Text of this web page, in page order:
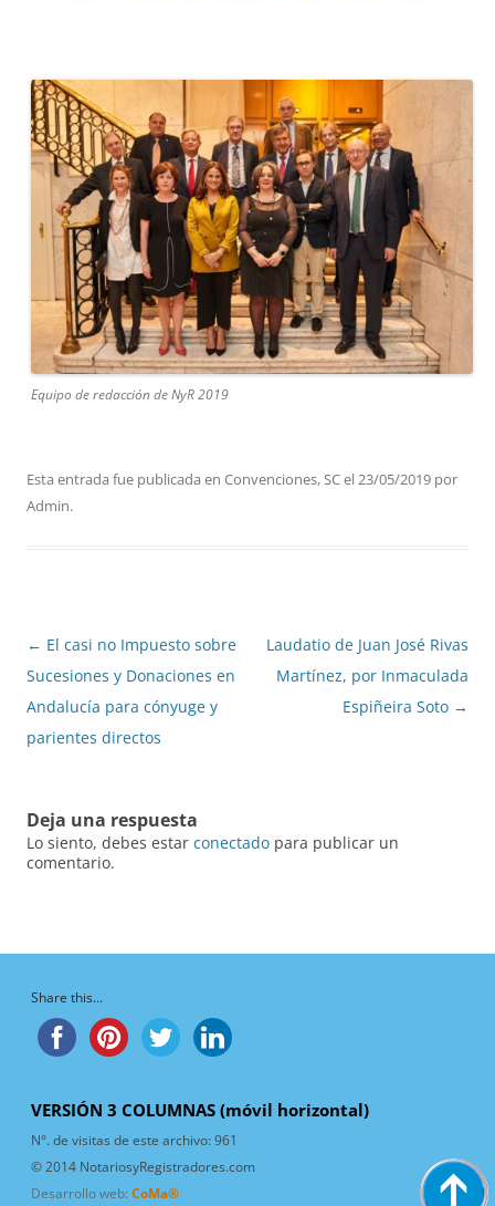
Equipo de redacción de NyR 2019
Esta entrada fue publicada en Convenciones,SCel23/05/2019 por
Admin.
Navegación
de
entradas
← El casi no Impuesto sobre
Sucesiones y Donaciones en
Andalucía para cónyuge y
parientes directos
Laudatio de Juan José Rivas
Martínez, por Inmaculada
Espiñeira Soto →
Deja una respuesta
Lo siento, debes estar conectado para publicar un
comentario.
Share this...
VERSIÓN 3 COLUMNAS (móvil horizontal)
N°. de visitas de este archivo:961
© 2014 NotariosyRegistradores.com
Desarrollo web: CoMa®